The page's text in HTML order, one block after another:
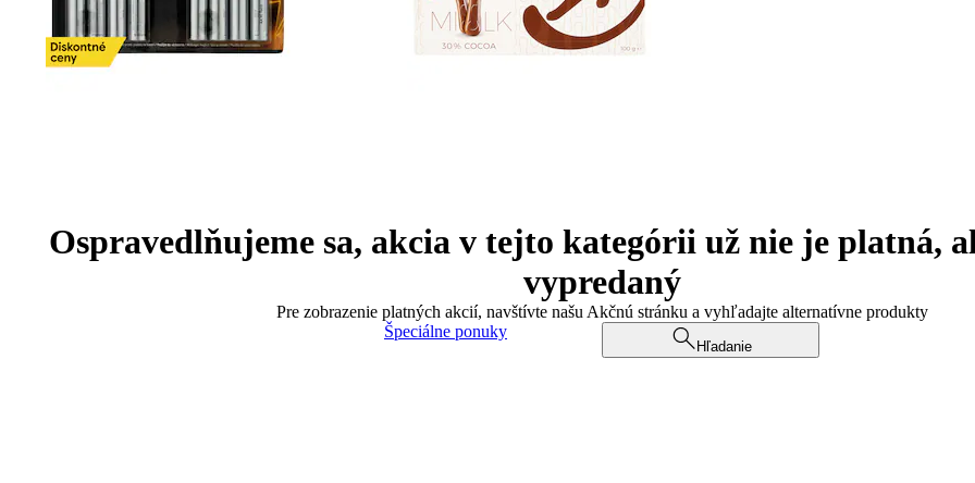
Ospravedlňujeme sa, akcia v tejto kategórii už nie je platná,
vypredaný
Pre zobrazenie platných akcií, navštívte našu Akčnú stránku a vyhľadajte alternatívne produkty
Špeciálne ponuky
Hľadanie